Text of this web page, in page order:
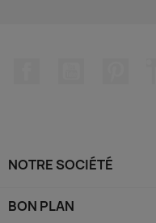
NOTRE SOCIÉTÉ
BON PLAN